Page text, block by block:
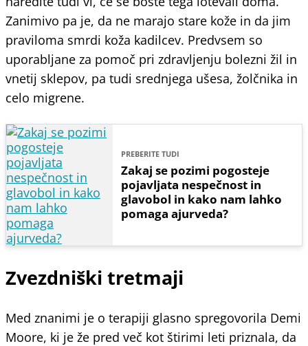
Zanimivo pa je, da ne marajo stare kože in da jim
praviloma smrdi koža kadilcev. Predvsem so
uporabljane za pomoč pri zdravljenju bolezni žil in
vnetij sklepov, pa tudi srednjega ušesa, žolčnika in
celo migrene.
PREBERITE TUDI
Zakaj se pozimi pogosteje
pojavljata nespečnost in
glavobol in kako nam lahko
pomaga ajurveda?
Zvezdniški tretmaji
Med znanimi je o terapiji glasno spregovorila Demi
Moore, ki je že pred več kot štirimi leti priznala, da